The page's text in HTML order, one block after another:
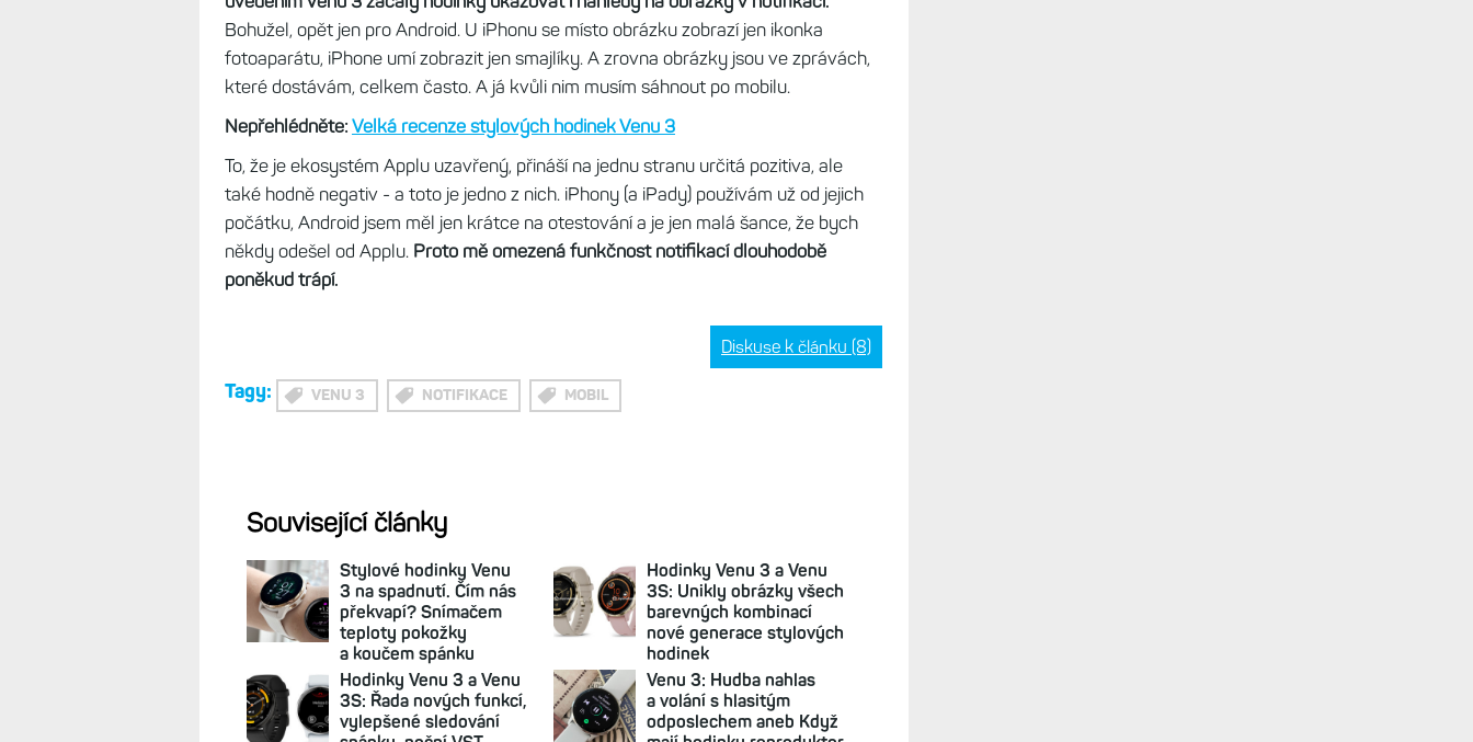
Bohužel, opět jen pro Android. U iPhonu se místo obrázku zobrazí jen ikonka
fotoaparátu, iPhone umí zobrazit jen smajlíky. A zrovna obrázky jsou ve zprávách,
které dostávám, celkem často. A já kvůli nim musím sáhnout po mobilu.
Nepřehlédněte: Velká recenze stylových hodinek Venu 3
To, že je ekosystém Applu uzavřený, přináší na jednu stranu určitá pozitiva, ale
také hodně negativ - a toto je jedno z nich. iPhony (a iPady) používám už od jejich
počátku, Android jsem měl jen krátce na otestování a je jen malá šance, že bych
někdy odešel od Applu. Proto mě omezená funkčnost notifikací dlouhodobě
poněkud trápí.
Diskuse k článku (8)
Tagy: VENU 3 NOTIFIKACE MOBIL
Související články
Stylové hodinky Venu
3 na spadnutí. Čím nás
překvapí? Snímačem
teploty pokožky
a koučem spánku
Hodinky Venu 3 a Venu
3S: Unikly obrázky všech
barevných kombinací
nové generace stylových
hodinek
Hodinky Venu 3 a Venu
3S: Řada nových funkcí,
vylepšené sledování
Venu 3: Hudba nahlas
a volání s hlasitým
odposlechem aneb Když